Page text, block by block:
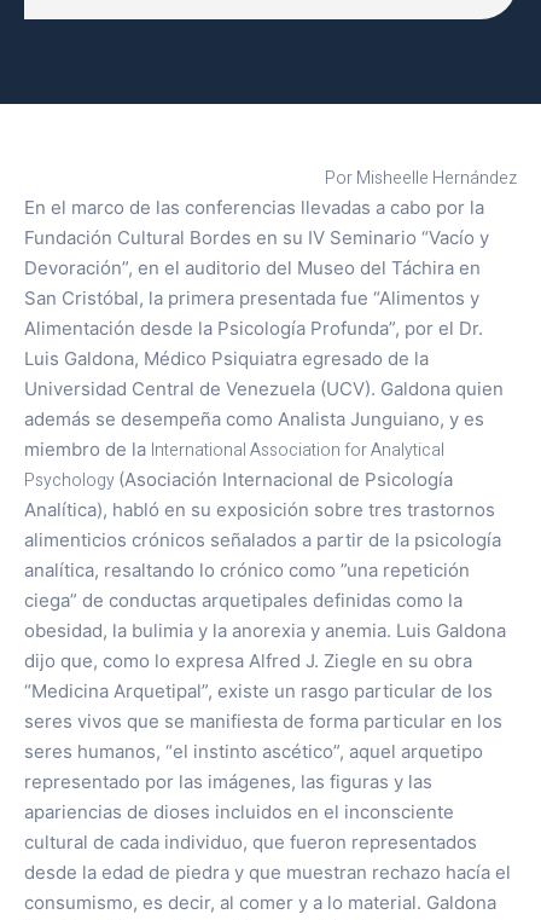
Por Misheelle Hernández
En el marco de las conferencias llevadas a cabo por la
Fundación Cultural Bordes en su IV Seminario “Vacío y
Devoración”, en el auditorio del Museo del Táchira en
San Cristóbal, la primera presentada fue “Alimentos y
Alimentación desde la Psicología Profunda”, por el Dr.
Luis Galdona, Médico Psiquiatra egresado de la
Universidad Central de Venezuela (UCV). Galdona quien
además se desempeña como Analista Junguiano, y es
miembro de la International Association for Analytical
Psychology (Asociación Internacional de Psicología
Analítica), habló en su exposición sobre tres trastornos
alimenticios crónicos señalados a partir de la psicología
analítica, resaltando lo crónico como ”una repetición
ciega” de conductas arquetipales definidas como la
obesidad, la bulimia y la anorexia y anemia. Luis Galdona
dijo que, como lo expresa Alfred J. Ziegle en su obra
“Medicina Arquetipal”, existe un rasgo particular de los
seres vivos que se manifiesta de forma particular en los
seres humanos, “el instinto ascético”, aquel arquetipo
representado por las imágenes, las figuras y las
apariencias de dioses incluidos en el inconsciente
cultural de cada individuo, que fueron representados
desde la edad de piedra y que muestran rechazo hacía el
consumismo, es decir, al comer y a lo material. Galdona